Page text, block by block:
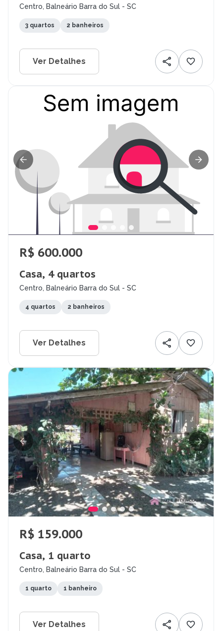
Centro, Balneário Barra do Sul - SC
3 quartos 2 banheiros
Ver Detalhes
R$ 600.000
Casa, 4 quartos
Centro, Balneário Barra do Sul - SC
4 quartos 2 banheiros
Ver Detalhes
R$ 159.000
Casa, 1 quarto
Centro, Balneário Barra do Sul - SC
1 quarto 1 banheiro
Ver Detalhes